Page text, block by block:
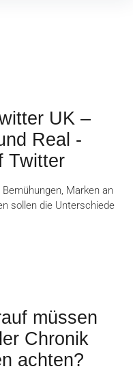
UK –
Real -
Twitter
Marken an
sollen die Unterschiede
müssen
Chronik
achten?